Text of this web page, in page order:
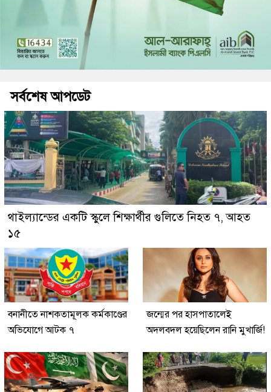
সর্বশেষ আপডেট
থাইল্যান্ডের একটি স্কুলে শিক্ষার্থীর গুলিতে নিহত ৭, আহত
১৫
বনানীতে নাশকতামূলক কর্মকাণ্ডের
অভিযোগে আটক ৭
জন্মের পর হাসপাতালেই
অদলবদল হয়েছিলেন রানি মুখার্জি!